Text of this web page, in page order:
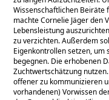
Wissenschaftlichen Beiräte
machte Cornelie Jäger den
Lebensleistung
zu verzichten. Außerdem
Eigenkontrollen setzen,
begegnen. Die erhobenen
Zuchtwertschätzung
offener zu kommunizieren
vorhandenen) Vorwissen